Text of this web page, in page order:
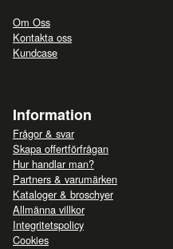
Om Oss
Kontakta oss
Kundcase
Information
Frågor & svar
Skapa offertförfrågan
Hur handlar man?
Partners & varumärken
Kataloger & broschyer
Allmänna villkor
Integritetspolicy
Cookies